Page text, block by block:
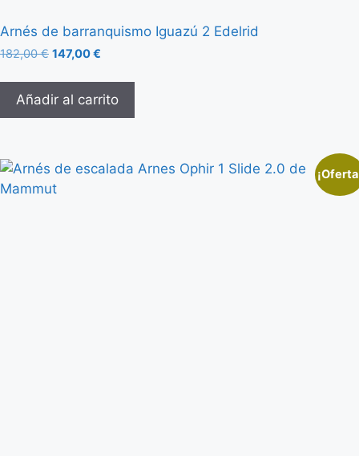
Arnés de barranquismo Iguazú 2 Edelrid
182,00€ 147,00€
Añadir al carrito